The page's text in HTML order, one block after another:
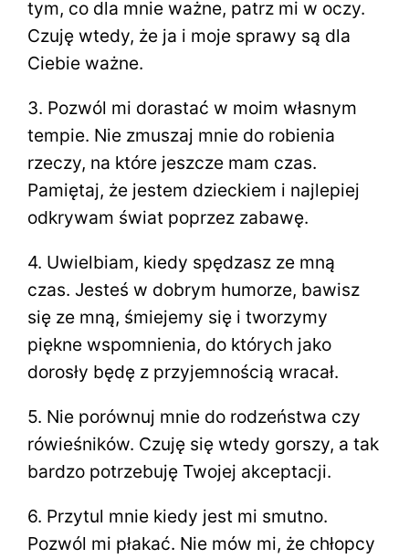
tym, co dla mnie ważne, patrz mi w oczy.
Czuję wtedy, że ja i moje sprawy są dla
Ciebie ważne.
3. Pozwól mi dorastać w moim własnym
tempie. Nie zmuszaj mnie do robienia
rzeczy, na które jeszcze mam czas.
Pamiętaj, że jestem dzieckiem i najlepiej
odkrywam świat poprzez zabawę.
4. Uwielbiam, kiedy spędzasz ze mną
czas. Jesteś w dobrym humorze, bawisz
się ze mną, śmiejemy się i tworzymy
piękne wspomnienia, do których jako
dorosły będę z przyjemnością wracał.
5. Nie porównuj mnie do rodzeństwa czy
rówieśników. Czuję się wtedy gorszy, a tak
bardzo potrzebuję Twojej akceptacji.
6. Przytul mnie kiedy jest mi smutno.
Pozwól mi płakać. Nie mów mi, że chłopcy